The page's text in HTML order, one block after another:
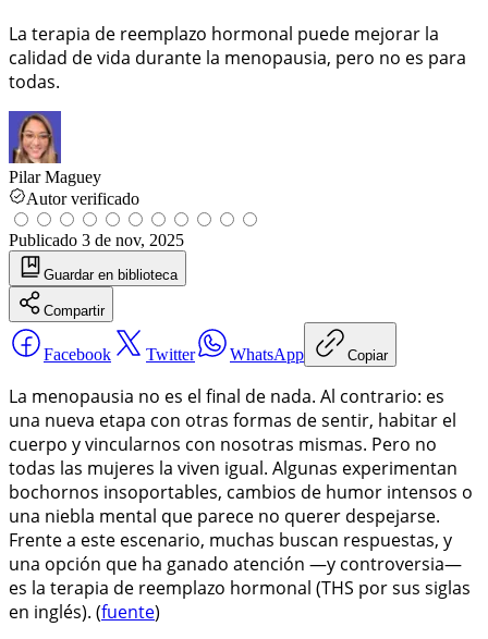
La terapia de reemplazo hormonal puede mejorar la
calidad de vida durante la menopausia, pero no es para
todas.
Pilar Maguey
Autor verificado
Publicado 3 de nov, 2025
Guardar en biblioteca
Compartir
Facebook Twitter WhatsApp Copiar
La menopausia no es el final de nada. Al contrario: es
una nueva etapa con otras formas de sentir, habitar el
cuerpo y vincularnos con nosotras mismas. Pero no
todas las mujeres la viven igual. Algunas experimentan
bochornos insoportables, cambios de humor intensos o
una niebla mental que parece no querer despejarse.
Frente a este escenario, muchas buscan respuestas, y
una opción que ha ganado atención —y controversia—
es la terapia de reemplazo hormonal (THS por sus siglas
en inglés). (fuente)